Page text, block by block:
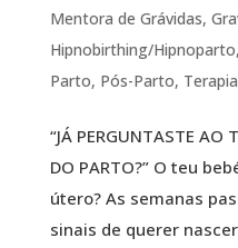
Mentora de Grávidas,
Hipnobirthing/Hipnoparto,
Parto, Pós-Parto,
“JÁ PERGUNTASTE AO
DO PARTO?” O teu
útero? As semanas
sinais de querer